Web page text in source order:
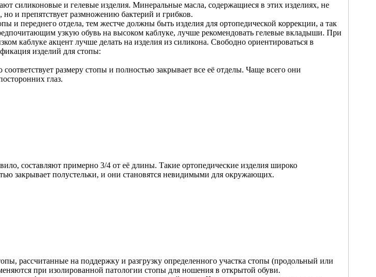
силиконовые и гелевые изделия. Минеральные масла, содержащиеся в этих изделиях, не
и препятствует размножению бактерий и грибков.
и переднего отдела, тем жестче должны быть изделия для ортопедической коррекции, а так
узкую обувь на высоком каблуке, лучше рекомендовать гелевые вкладыши. При
каблуке акцент лучше делать на изделия из силикона. Свободно ориентироваться в
изделий для стопы:
соответствует размеру стопы и полностью закрывает все её отделы. Чаще всего они
глаз.
составляют примерно 3/4 от её длины. Такие ортопедические изделия широко
закрывает полустельки, и они становятся невидимыми для окружающих.
рассчитанные на поддержку и разгрузку определенного участка стопы (продольный или
при изолированной патологии стопы для ношения в открытой обуви.